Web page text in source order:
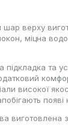
шар верху
міцна
підкладка та
високої
виготовлена